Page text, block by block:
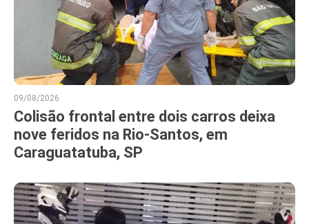
09/08/2026
Colisão frontal entre dois carros deixa
nove feridos na Rio-Santos, em
Caraguatatuba, SP